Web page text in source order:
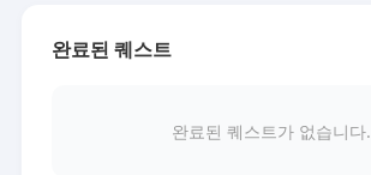
완료된 퀘스트
완료된 퀘스트가 없습니다.